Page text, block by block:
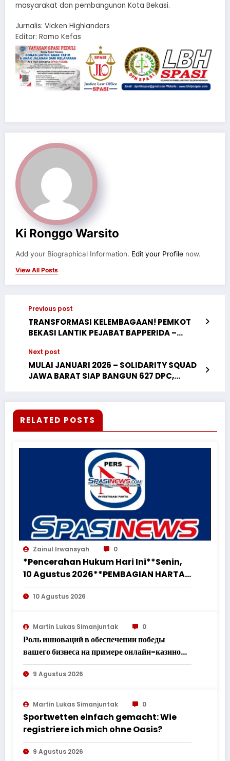
masyarakat dan pembangunan Kota Bekasi.
Jurnalis: Vicken Highlanders
Editor: Romo Kefas
Ki Ronggo Warsito
Add your Biographical Information. Edit your Profile now.
View All Posts
Previous post
TRANSFORMASI KELEMBAGAAN! PEMKOT
BEKASI LANTIK PEJABAT BAPPERIDA –
RISET DAN INOVASI
Next post
MULAI JANUARI 2026 – SOLIDARITY SQUAD
JAWA BARAT SIAP BANGUN 627 DPC,
RELATED POSTS
Zainul Irwansyah 0
*Pencerahan Hukum Hari Ini**Senin,
10 Agustus 2026**PEMBAGIAN HARTA
BERSAMA ATAS TANAH DAN BANGUNAN
YANG DIBUKTIKAN DIPEROLEH SELAMA
SETELAH PERCERAIAN*
10 Agustus 2026
Martin Lukas Simanjuntak 0
Роль инноваций в обеспечении победы
вашего бизнеса на примере онлайн-казино
Вулкан
9 Agustus 2026
Martin Lukas Simanjuntak 0
Sportwetten einfach gemacht: Wie
registriere ich mich ohne Oasis?
9 Agustus 2026